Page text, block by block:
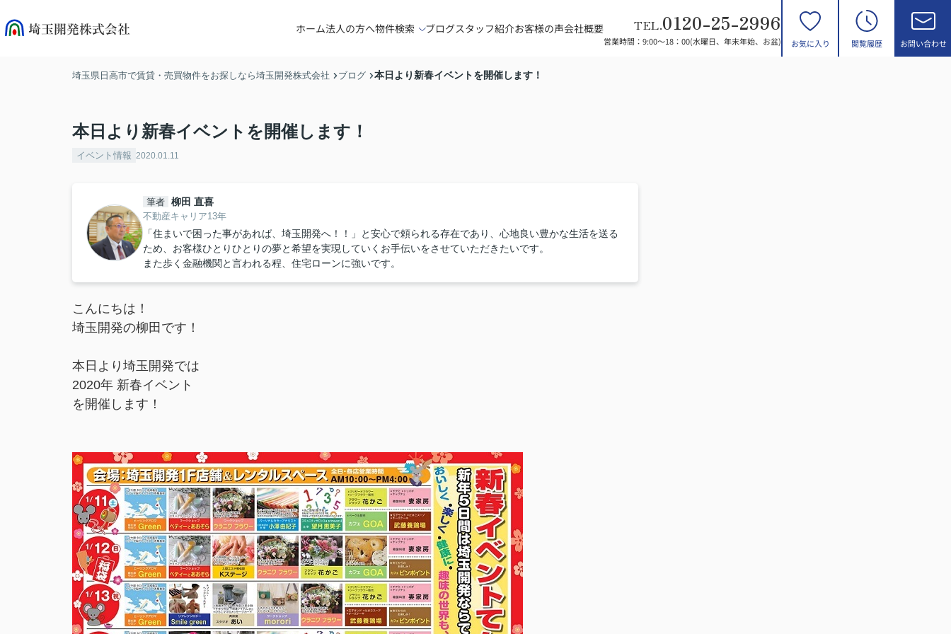
ホーム法人の方へ物件検索 ブログスタッフ紹介お客様の声会社概要 TEL.0120-25-2996
営業時間：9:00～18：00(水曜日、年末年始、お盆) お気に入り 閲覧履歴 お問い合わせ
埼玉県日高市で賃貸・売買物件をお探しなら埼玉開発株式会社 ブログ 本日より新春イベントを開催します！
本日より新春イベントを開催します！
イベント情報 2020.01.11
筆者 柳田 直喜
不動産キャリア13年
「住まいで困った事があれば、埼玉開発へ！！」と安心で頼られる存在であり、心地良い豊かな生活を送る
ため、お客様ひとりひとりの夢と希望を実現していくお手伝いをさせていただきたいです。
また歩く金融機関と言われる程、住宅ローンに強いです。
こんにちは！
埼玉開発の柳田です！
本日より埼玉開発では
2020年 新春イベント
を開催します！